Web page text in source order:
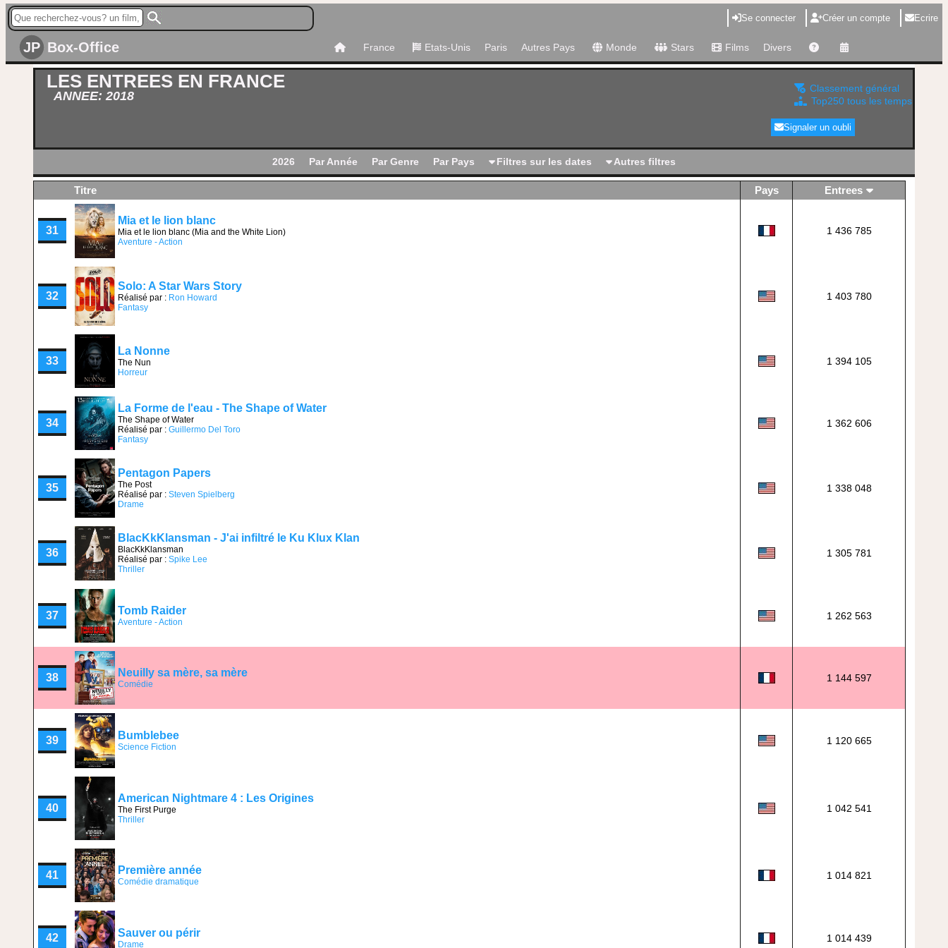
Se connecter Créer un compte Ecrire
JP Box-Office France Etats-Unis Paris Autres Pays Monde Stars Films Divers
LES ENTREES EN FRANCE
ANNEE: 2018
Classement général
Top250 tous les temps
Signaler un oubli
2026 Par Année Par Genre Par Pays Filtres sur les dates Autres filtres
Titre Pays Entrees
31
Mia et le lion blanc
Mia et le lion blanc (Mia and the White Lion)
Aventure - Action
1 436 785
32
Solo: A Star Wars Story
Réalisé par : Ron Howard
Fantasy
1 403 780
33
La Nonne
The Nun
Horreur
1 394 105
34
La Forme de l'eau - The Shape of Water
The Shape of Water
Réalisé par : Guillermo Del Toro
Fantasy
1 362 606
35
Pentagon Papers
The Post
Réalisé par : Steven Spielberg
Drame
1 338 048
36
BlacKkKlansman - J'ai infiltré le Ku Klux Klan
BlacKkKlansman
Réalisé par : Spike Lee
Thriller
1 305 781
37 Tomb Raider
Aventure - Action
1 262 563
38 Neuilly sa mère, sa mère
Comédie
1 144 597
39 Bumblebee
Science Fiction
1 120 665
40
American Nightmare 4 : Les Origines
The First Purge
Thriller
1 042 541
41 Première année
Comédie dramatique
1 014 821
42 Sauver ou périr
Drame
1 014 439